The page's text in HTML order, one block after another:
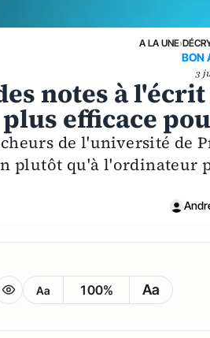
A LA UNE›
BON
3
notes à
efficace
de l'université de
plutôt qu'à l'ordinateur
Aa 100% Aa